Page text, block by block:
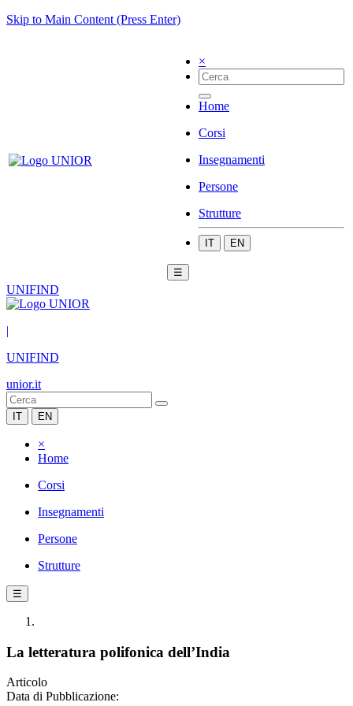
Skip to Main Content (Press Enter)
×
Home
Corsi
Insegnamenti
Persone
Strutture
IT EN
☰
UNIFIND
|
UNIFIND
unior.it
IT EN
×
Home
Corsi
Insegnamenti
Persone
Strutture
☰
La letteratura polifonica dell’India
Articolo
Data di Pubblicazione: